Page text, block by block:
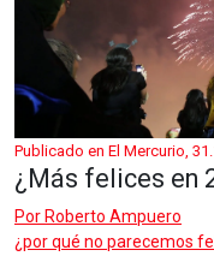
Publicado en El Mercurio,
¿Más felices en
Por Roberto Ampuero
¿por qué no parecemos